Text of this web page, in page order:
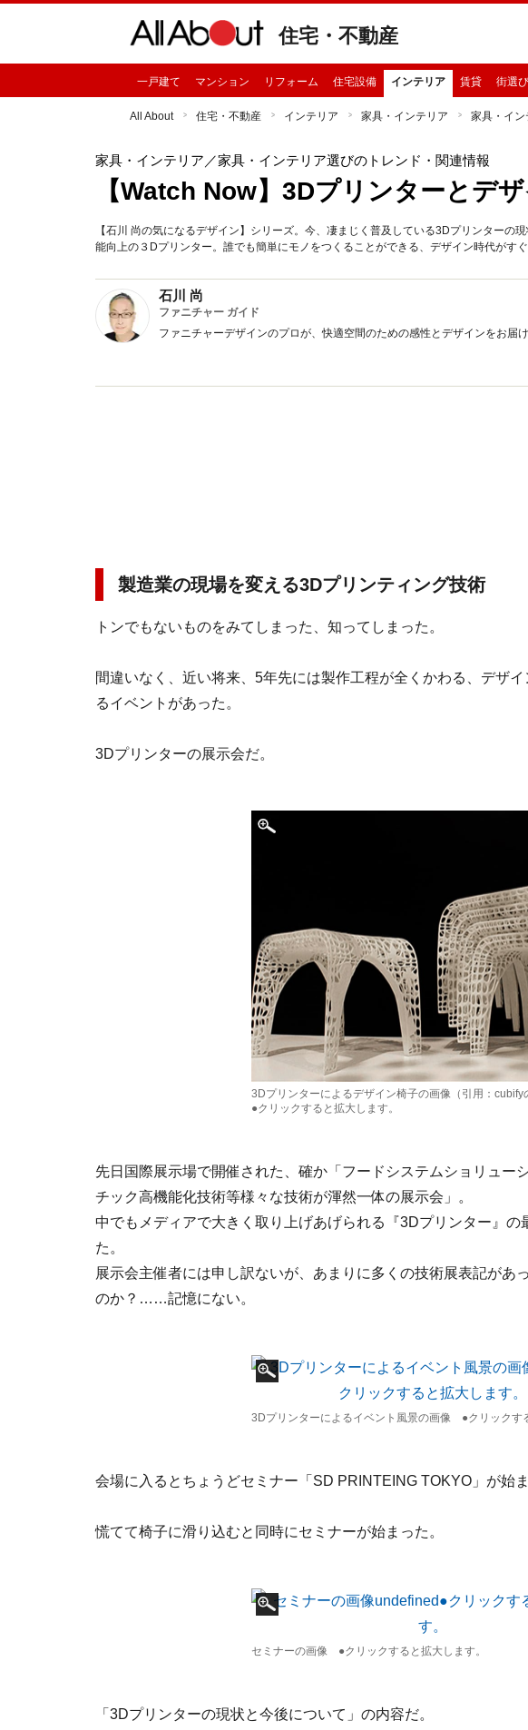
住宅・不動産
一戸建て マンション リフォーム 住宅設備 インテリア 賃貸 街選び
All About 住宅・不動産 インテリア 家具・インテリア 家具・イ
家具・インテリア ／家具・インテリア選びのトレンド・関連情報
【Watch Now】3Dプリンターとデ
【石川 尚の気になるデザイン】シリーズ。今、凄まじく普及している3Dプリンターの
能向上の３Dプリンター。誰でも簡単にモノをつくることができる、デザイン時代がすぐ
石川 尚
ファニチャー ガイド
ファニチャーデザインのプロが、快適空間のための感性とデザインをお届け
製造業の現場を変える3Dプリンティング技術
トンでもないものをみてしまった、知ってしまった。
間違いなく、近い将来、5年先には製作工程が全くかわる、デザ
るイベントがあった。
3Dプリンターの展示会だ。
3Dプリンターによるデザイン椅子の画像（引用
●クリックすると拡大します。
先日国際展示場で開催された、確か「フードシステムショリュー
チック高機能化技術等様々な技術が渾然一体の展示会」。
中でもメディアで大きく取り上げあげられる『3Dプリンター』の
た。
展示会主催者には申し訳ないが、あまりに多くの技術展表記があ
のか？……記憶にない。
3Dプリンターによるイベント風景の画像 ●クリックす
会場に入るとちょうどセミナー「SD PRINTEING TOKYO」が始
慌てて椅子に滑り込むと同時にセミナーが始まった。
セミナーの画像 ●クリックすると拡大します。
「3Dプリンターの現状と今後について」の内容だ。